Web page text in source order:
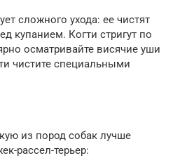
сложного ухода: ее чистят
купанием. Когти стригут по
осматривайте висячие уши
чистите специальными
из пород собак лучше
рассел-терьер: